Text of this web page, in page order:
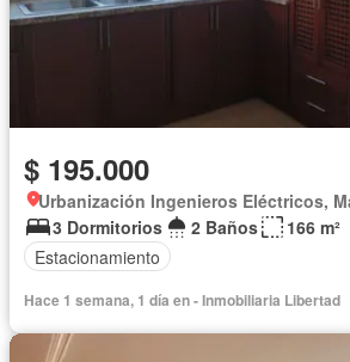
$ 195.000
Urbanización Ingenieros Eléctricos,
3 Dormitorios
2 Baños
166 m²
Estacionamiento
Hace 1 semana, 1 día en - Inmobiliaria Libertad